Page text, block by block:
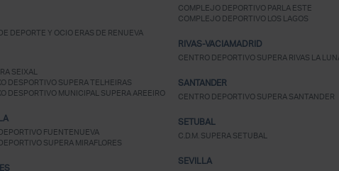
DEPORTE Y OCIO ERAS DE RENUEVA
SEIXAL
DESPORTIVO SUPERA TELHEIRAS
DESPORTIVO MUNICIPAL SUPERA AREEIRO
FUENTENUEVA
SUPERA MIRAFLORES
COMPLEJO DEPORTIVO PARLA ESTE
COMPLEJO DEPORTIVO LOS LAGOS
RIVAS-VACIAMADRID
CENTRO DEPORTIVO SUPERA RIVAS LA
SANTANDER
CENTRO DEPORTIVO SUPERA SANTANDER
SETUBAL
C.D.M. SUPERA SETUBAL
SEVILLA